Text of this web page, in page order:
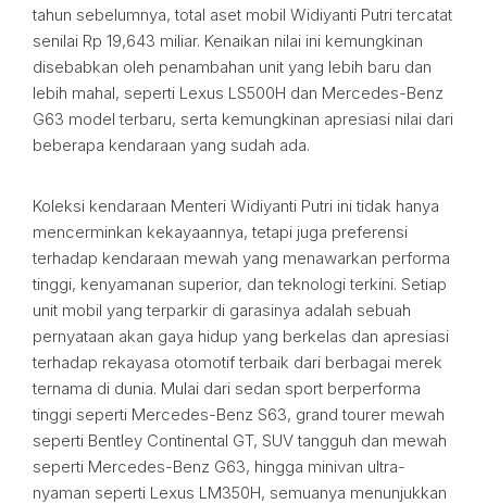
tahun sebelumnya, total aset mobil Widiyanti Putri tercatat
senilai Rp 19,643 miliar. Kenaikan nilai ini kemungkinan
disebabkan oleh penambahan unit yang lebih baru dan
lebih mahal, seperti Lexus LS500H dan Mercedes-Benz
G63 model terbaru, serta kemungkinan apresiasi nilai dari
beberapa kendaraan yang sudah ada.
Koleksi kendaraan Menteri Widiyanti Putri ini tidak hanya
mencerminkan kekayaannya, tetapi juga preferensi
terhadap kendaraan mewah yang menawarkan performa
tinggi, kenyamanan superior, dan teknologi terkini. Setiap
unit mobil yang terparkir di garasinya adalah sebuah
pernyataan akan gaya hidup yang berkelas dan apresiasi
terhadap rekayasa otomotif terbaik dari berbagai merek
ternama di dunia. Mulai dari sedan sport berperforma
tinggi seperti Mercedes-Benz S63, grand tourer mewah
seperti Bentley Continental GT, SUV tangguh dan mewah
seperti Mercedes-Benz G63, hingga minivan ultra-
nyaman seperti Lexus LM350H, semuanya menunjukkan